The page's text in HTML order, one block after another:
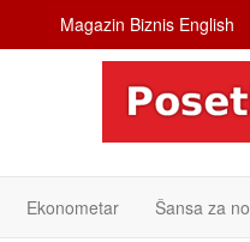
Magazin Biznis English
Ekonometar Šansa za